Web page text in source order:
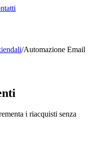
/Automazione Email
i riacquisti senza